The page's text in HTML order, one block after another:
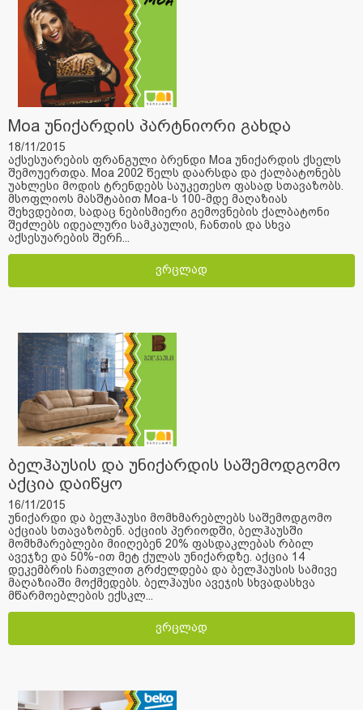
Moa უნიქარდის პარტნიორი გახდა
18/11/2015
აქსესუარების ფრანგული ბრენდი Moa უნიქარდის ქსელს
შემოუერთდა. Moa 2002 წელს დაარსდა და ქალბატონებს
უახლესი მოდის ტრენდებს საუკეთესო ფასად სთავაზობს.
მსოფლიოს მასშტაბით Moa-ს 100-მდე მაღაზიას
შეხვდებით, სადაც ნებისმიერი გემოვნების ქალბატონი
შეძლებს იდეალური სამკაულის, ჩანთის და სხვა
აქსესუარების შერჩ...
ვრცლად
ბელჰაუსის და უნიქარდის საშემოდგომო
აქცია დაიწყო
16/11/2015
უნიქარდი და ბელჰაუსი მომხმარებლებს საშემოდგომო
აქციას სთავაზობენ. აქციის პერიოდში, ბელჰაუსში
მომხმარებლები მიიღებენ 20% ფასდაკლებას რბილ
ავეჯზე და 50%-ით მეტ ქულას უნიქარდზე. აქცია 14
დეკემბრის ჩათვლით გრძელდება და ბელჰაუსის სამივე
მაღაზიაში მოქმედებს. ბელჰაუსი ავეჯის სხვადასხვა
მწარმოებლების ექსკლ...
ვრცლად